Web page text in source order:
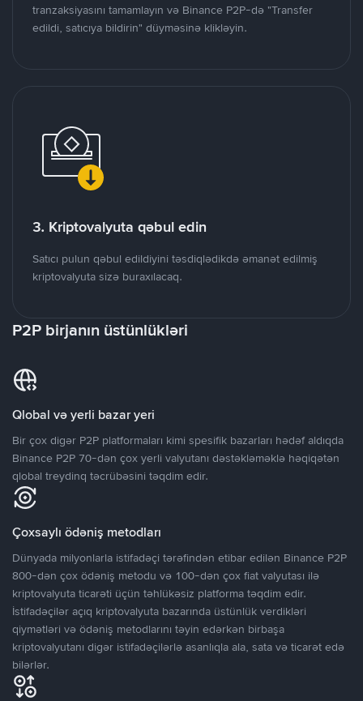
tranzaksiyasını tamamlayın və Binance P2P-də "Transfer
edildi, satıcıya bildirin" düyməsinə klikləyin.
3. Kriptovalyuta qəbul edin
Satıcı pulun qəbul edildiyini təsdiqlədikdə əmanət edilmiş
kriptovalyuta sizə buraxılacaq.
P2P birjanın üstünlükləri
Qlobal və yerli bazar yeri
Bir çox digər P2P platformaları kimi spesifik bazarları hədəf aldıqda
Binance P2P 70-dən çox yerli valyutanı dəstəkləməklə həqiqətən
qlobal treydinq təcrübəsini təqdim edir.
Çoxsaylı ödəniş metodları
Dünyada milyonlarla istifadəçi tərəfindən etibar edilən Binance P2P
800-dən çox ödəniş metodu və 100-dən çox fiat valyutası ilə
kriptovalyuta ticarəti üçün təhlükəsiz platforma təqdim edir.
İstifadəçilər açıq kriptovalyuta bazarında üstünlük verdikləri
qiymətləri və ödəniş metodlarını təyin edərkən birbaşa
kriptovalyutanı digər istifadəçilərlə asanlıqla ala, sata və ticarət edə
bilərlər.